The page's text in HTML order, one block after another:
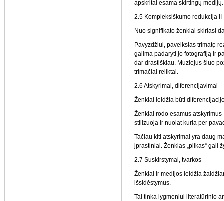
apskritai esama skirtingų medijų.
2.5 Kompleksiškumo redukcija II
Nuo signifikato ženklai skiriasi
Pavyzdžiui, paveikslas trimatę
galima padaryti jo fotografiją ir
dar drastiškiau. Muziejus šiuo
trimačiai reliktai.
2.6 Atskyrimai, diferencijavimai
Ženklai leidžia būti
Ženklai rodo esamus atskyrimus
stilizuoja ir nuolat kuria per
Tačiau kiti atskyrimai yra daug
įprastiniai. Ženklas „pilkas“ gali
2.7 Suskirstymai, tvarkos
Ženklai ir medijos leidžia
išsidėstymus.
Tai tinka lygmeniui literatūrinio